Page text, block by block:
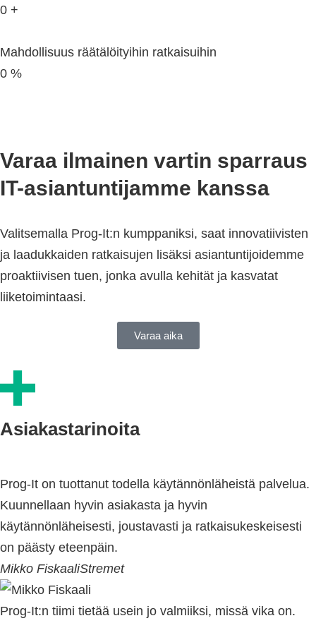
0 +
Mahdollisuus räätälöityihin ratkaisuihin
0 %
Varaa ilmainen vartin sparraus
IT-asiantuntijamme kanssa
Valitsemalla Prog-It:n kumppaniksi, saat innovatiivisten
ja laadukkaiden ratkaisujen lisäksi asiantuntijoidemme
proaktiivisen tuen, jonka avulla kehität ja kasvatat
liiketoimintaasi.
Varaa aika
Asiakastarinoita
Prog-It on tuottanut todella käytännönläheistä palvelua.
Kuunnellaan hyvin asiakasta ja hyvin
käytännönläheisesti, joustavasti ja ratkaisukeskeisesti
on päästy eteenpäin.
Mikko FiskaaliStremet
Prog-It:n tiimi tietää usein jo valmiiksi, missä vika on.